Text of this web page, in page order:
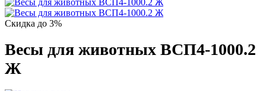
Скидка до 3%
Весы для животных ВСП4-1000.2
Ж